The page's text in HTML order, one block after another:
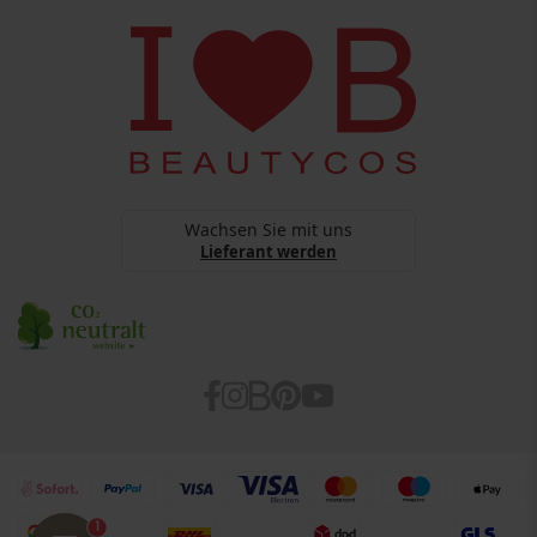
Datenschutz
YouTube Terms Of Services
Cookies
Barrierefreiheitserklärung
webshop@beautycos.de
Steuernummer: 15/248/11226
Wachsen Sie mit uns
Lieferant werden
1